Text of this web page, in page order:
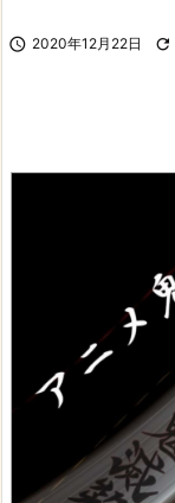
 2020年12月22日 